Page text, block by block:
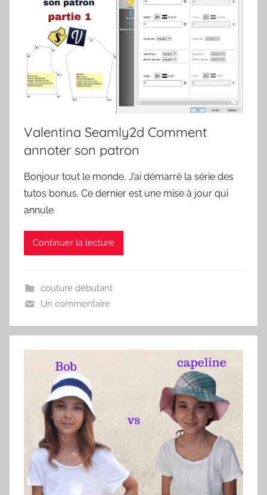
Valentina Seamly2d Comment
annoter son patron
Bonjour tout le monde, J’ai démarré la série des
tutos bonus. Ce dernier est une mise à jour qui
annule
Continuer la lecture
couture débutant
Un commentaire